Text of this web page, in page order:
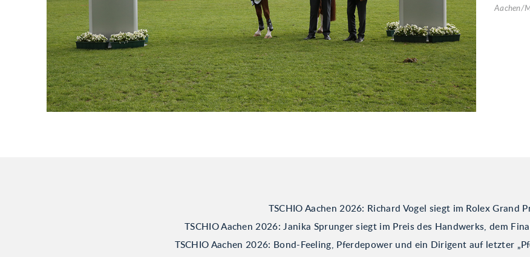
Aachen/
TSCHIO Aachen 2026: Richard Vogel siegt im Rolex Grand
TSCHIO Aachen 2026: Janika Sprunger siegt im Preis des Handwerks, dem
TSCHIO Aachen 2026: Bond-Feeling, Pferdepower und ein Dirigent auf letzter